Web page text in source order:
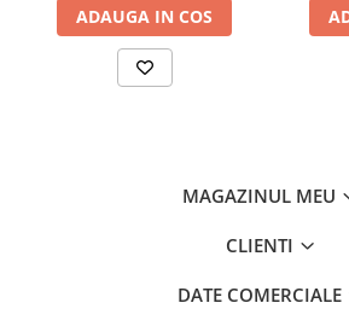
Ciocane si dalti
Clesti si patenti
Seturi si accesorii pentru gaurit si
ADAUGA IN COS
MAGAZINUL MEU
CLIENTI
DATE COMERCIALE